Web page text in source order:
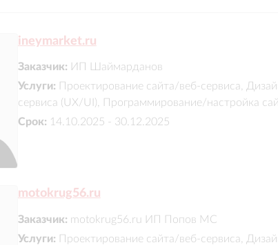
ineymarket.ru
Заказчик: ИП Шаймарданов
Услуги:
Проектирование сайта/веб-сервиса,
сервиса (UX/UI), Программирование/настройка
Срок: 14.10.2025 - 30.12.2025
motokrug56.ru
Заказчик: motokrug56.ru ИП Попов МС
Услуги:
Проектирование сайта/веб-сервиса,
Удовлетворенность
работой: 4.9